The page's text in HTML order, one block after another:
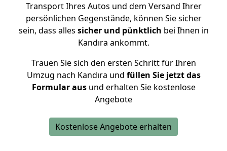
Transport Ihres Autos und dem Versand Ihrer
persönlichen Gegenstände, können Sie sicher
sein, dass alles sicher und pünktlich bei Ihnen in
Kandıra ankommt.
Trauen Sie sich den ersten Schritt für Ihren
Umzug nach Kandıra und füllen Sie jetzt das
Formular ausund erhalten Sie kostenlose
Angebote
Kostenlose Angebote erhalten